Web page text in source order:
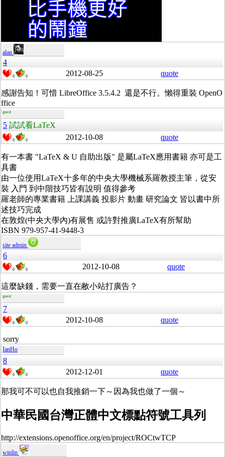
alan
4
0 0 2012-08-25 quote
感謝告知！可惜 LibreOffice 3.5.4.2 還是不行。懶得重裝 OpenO
ffice
guest
5 試試看LaTeX
0 0 2012-10-08 quote
有一本書 "LaTeX & U 自助出版" 是屬LaTeX應用書籍 亦可是工
具書
由一位使用LaTeX十多年的中央大學機械系羅教授主筆，從安
裝 入門 到中階技巧皆有說明 值得參考
羅老師的專業書籍 上課講義 投影片 動畫 研究論文 皆以書中所
述技巧完成
在敦煌(中央大學內)有展售 或許對推廣LaTeX有所幫助
ISBN 979-957-41-9448-3
site admin
6
0 0 2012-10-08 quote
這麼缺錢，需要一直在敝小站打廣告？
guest
7
0 0 2012-10-08 quote
sorry
IanHo
8
0 0 2012-12-01 quote
那我可不可以也自我推銷一下～因為我也做了一個～
中華民國台灣正體中文標點符號工具列
http://extensions.openoffice.org/en/project/ROCtwTCP
winlin